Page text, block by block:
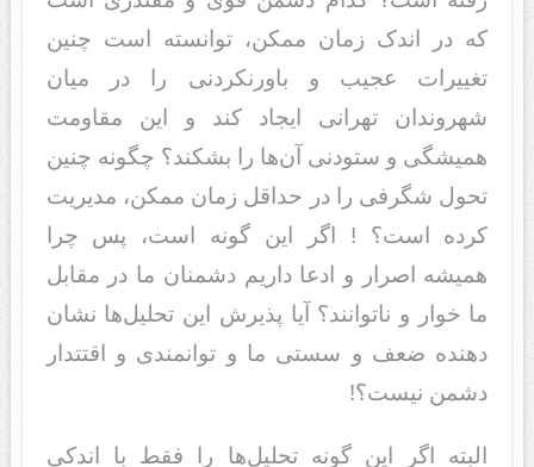
که در اندک زمان ممکن، توانسته است چنین
تغییرات عجیب و باورنکردنی را در میان
شهروندان تهرانی ایجاد کند و این مقاومت
همیشگی و ستودنی آن‌ها را بشکند؟ چگونه چنین
تحول شگرفی را در حداقل زمان ممکن، مدیریت
کرده است؟ ! اگر این گونه است، پس چرا
همیشه اصرار و ادعا داریم دشمنان ما در مقابل
ما خوار و ناتوانند؟ آیا پذیرش این تحلیل‌ها نشان
دهنده ضعف و سستی ما و توانمندی و اقتتدار
دشمن نیست؟!
البته اگر این گونه تحلیل‌ها را فقط با اندکی